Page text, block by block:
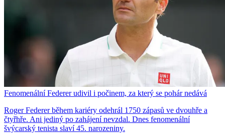
Fenomenální Federer udivil i počinem, za který se pohár nedává
Roger Federer během kariéry odehrál 1750 zápasů ve dvouhře a
čtyřhře. Ani jediný po zahájení nevzdal. Dnes fenomenální
švýcarský tenista slaví 45. narozeniny.